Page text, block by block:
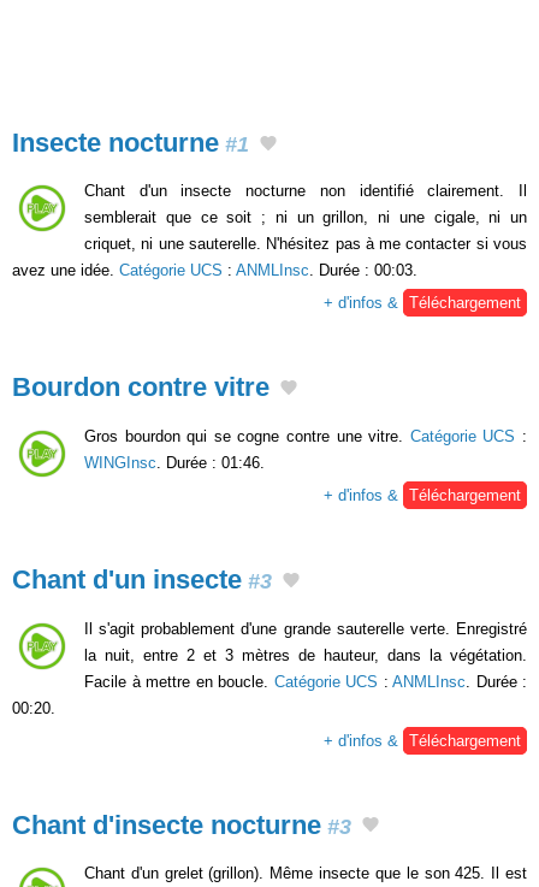
Insecte nocturne #1
Chant d'un insecte nocturne non identifié clairement. Il
semblerait que ce soit ; ni un grillon, ni une cigale, ni un
criquet, ni une sauterelle. N'hésitez pas à me contacter si vous
avez une idée. Catégorie UCS : ANMLInsc. Durée : 00:03.
+ d'infos & Téléchargement
Bourdon contre vitre
Gros bourdon qui se cogne contre une vitre. Catégorie UCS :
WINGInsc. Durée : 01:46.
+ d'infos & Téléchargement
Chant d'un insecte #3
Il s'agit probablement d'une grande sauterelle verte. Enregistré
la nuit, entre 2 et 3 mètres de hauteur, dans la végétation.
Facile à mettre en boucle. Catégorie UCS : ANMLInsc . Durée :
00:20.
+ d'infos &
Téléchargement
Chant d'insecte nocturne #3
Chant d'un grelet (grillon). Même insecte que le son 425. Il est